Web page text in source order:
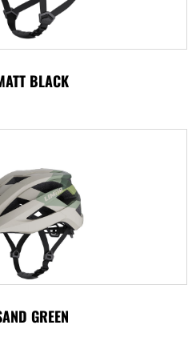
BLACK
KOSZYKA
GREEN